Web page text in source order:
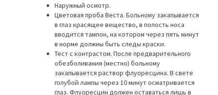
Наружный осмотр.
Цветовая проба Веста. Больному закапывается
в глаз красящее вещество, в полость носа
вводится тампон, на котором через пять минут
в норме должны быть следы краски.
Тест с контрастом. После предварительного
обезболивания (местно) больному
закапывается раствор флуоресцина. В свете
голубой лампы через 10 минут осматривается
глаз. Флуоресцин должен оставаться лишь в